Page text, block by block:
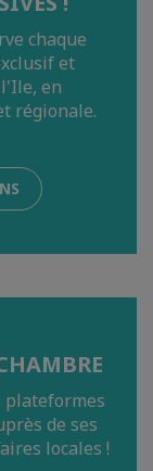
chaque
et
en
régionale.
plateformes
de ses
locales !